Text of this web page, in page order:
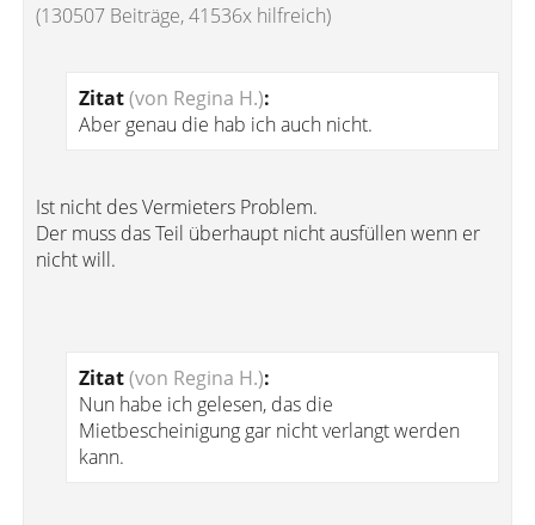
(130507 Beiträge, 41536x hilfreich)
Zitat(von Regina H.):
Aber genau die hab ich auch nicht.
Ist nicht des Vermieters Problem.
Der muss das Teil überhaupt nicht ausfüllen wenn er
nicht will.
Zitat(von Regina H.):
Nun habe ich gelesen, das die
Mietbescheinigung gar nicht verlangt werden
kann.